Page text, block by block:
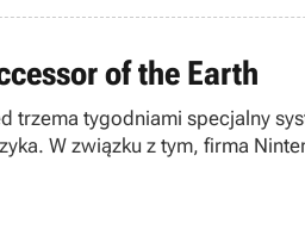
of the Earth
tygodniami specjalny
W związku z tym, firma